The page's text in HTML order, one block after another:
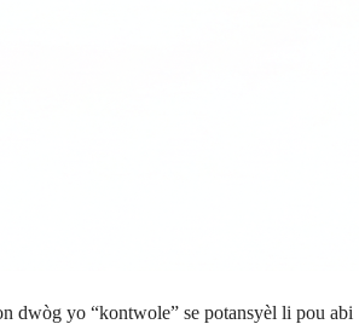
dwòg yo “kontwole” se potansyèl li pou abi